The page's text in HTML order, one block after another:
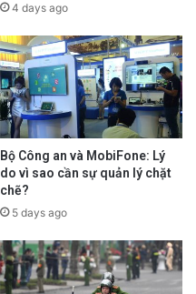
4 days ago
Bộ Công an và MobiFone: Lý
do vì sao cần sự quản lý chặt
chẽ?
5 days ago